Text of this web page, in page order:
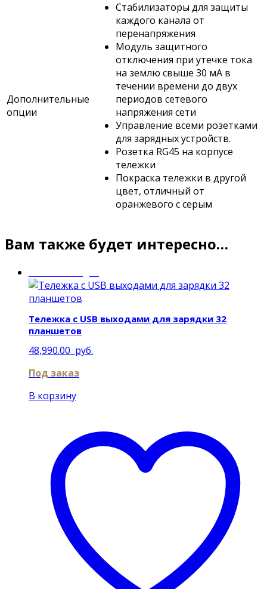
Дополнительные
опции
Стабилизаторы для защиты
каждого канала от
перенапряжения
Модуль защитного
отключения при утечке тока
на землю свыше 30 мА в
течении времени до двух
периодов сетевого
напряжения сети
Управление всеми розетками
для зарядных устройств.
Розетка RG45 на корпусе
тележки
Покраска тележки в другой
цвет, отличный от
оранжевого с серым
Вам также будет интересно…
Тележка с USB выходами для зарядки 32
планшетов
48,990.00 руб.
Под заказ
В корзину